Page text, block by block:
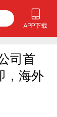
司首
，海外